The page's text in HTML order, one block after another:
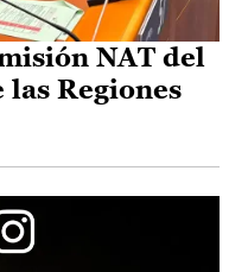
NAT del
las Regiones